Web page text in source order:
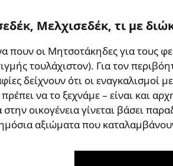
Μελχισεδέκ, τι με
πουν οι Μητσοτάκηδες για τους
τουλάχιστον). Για τον
δείχνουν ότι οι εναγκαλισμοί
να το ξεχνάμε – είναι και
στην οικογένεια γίνεται βάσει
αξιώματα που